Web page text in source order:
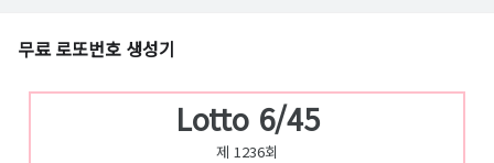
무료 로또번호 생성기
Lotto 6/45
제 1236회